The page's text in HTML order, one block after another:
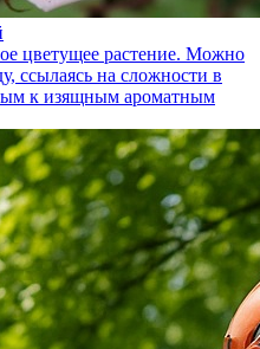
цветущее растение. Можно
ссылаясь на сложности в
к изящным ароматным